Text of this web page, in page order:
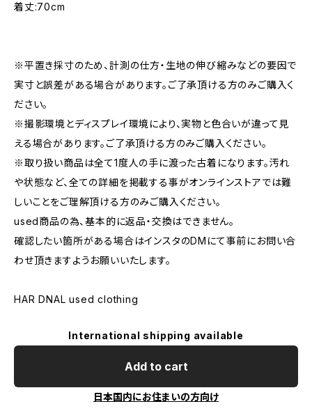
着丈:70cm
※平置き採寸のため、計測の仕方・生地の伸び縮みなどの要因で
実寸と誤差がある場合があります。ご了承頂ける方のみご購入く
ださい。
※撮影環境とディスプレイ環境により、実物と色合いが違って見
える場合があります。ご了承頂ける方のみご購入ください。
※取り扱い商品は全て1度人の手に渡った古着になります。汚れ
や状態など、全ての詳細を掲載する事がオンラインストアでは難
しいことをご理解頂ける方のみご購入ください。
used商品の為、基本的に返品・交換はできません。
確認したい箇所がある場合はインスタのDMにて事前にお問い合
わせ頂きますようお願いいたします。
HAR DNAL used clothing
International shipping available
Add to cart
日本国内にお住まいの方向け